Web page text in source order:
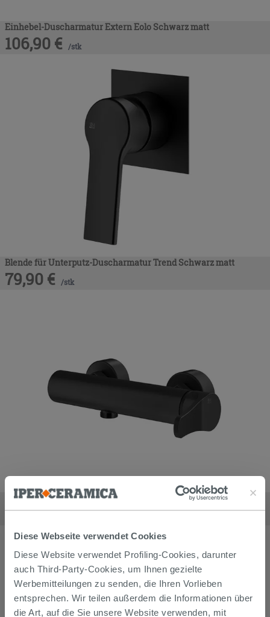
Diese Webseite verwendet Cookies
Diese Website verwendet Profiling-Cookies, darunter
auch Third-Party-Cookies, um Ihnen gezielte
Werbemitteilungen zu senden, die Ihren Vorlieben
entsprechen. Wir teilen außerdem die Informationen über
die Art, auf die Sie unsere Website verwenden, mit
Einhebel-Duscharmatur Extern Eolo Schwarz matt
106,90 € /stk
Blende für Unterputz-Duscharmatur Trend Schwarz matt
79,90 € /stk
Duscharmatur extern Mamba ohne Ausstattung Schwarz matt
136,90€